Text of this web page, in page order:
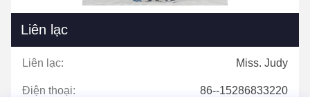
Liên lạc
Liên lạc: Miss. Judy
Điện thoại: 86--15286833220